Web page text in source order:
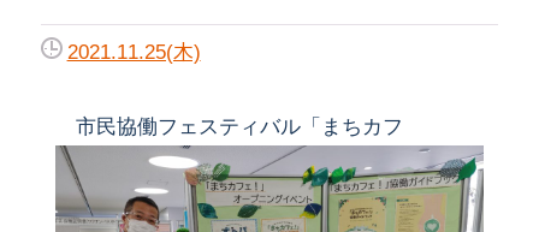
2021.11.25(木)
市民協働フェスティバル「まちカフ